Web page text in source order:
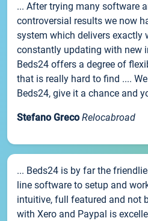
... After trying many software
controversial results we now
system which delivers exactly
constantly updating with new
Beds24 offers a degree of
that is really hard to find ....
Beds24, give it a chance and
Stefano Greco Relocabroad
... Beds24 is by far the
line software to setup and
intuitive, full featured and not
with Xero and Paypal is